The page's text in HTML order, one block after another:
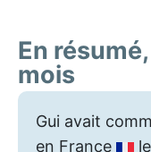
En
mois
Gui avait
en France